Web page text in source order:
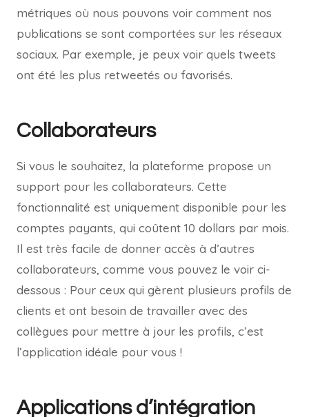
métriques où nous pouvons voir comment nos
publications se sont comportées sur les réseaux
sociaux. Par exemple, je peux voir quels tweets
ont été les plus retweetés ou favorisés.
Collaborateurs
Si vous le souhaitez, la plateforme propose un
support pour les collaborateurs. Cette
fonctionnalité est uniquement disponible pour les
comptes payants, qui coûtent 10 dollars par mois.
Il est très facile de donner accès à d’autres
collaborateurs, comme vous pouvez le voir ci-
dessous : Pour ceux qui gèrent plusieurs profils de
clients et ont besoin de travailler avec des
collègues pour mettre à jour les profils, c’est
l’application idéale pour vous !
Applications d’intégration